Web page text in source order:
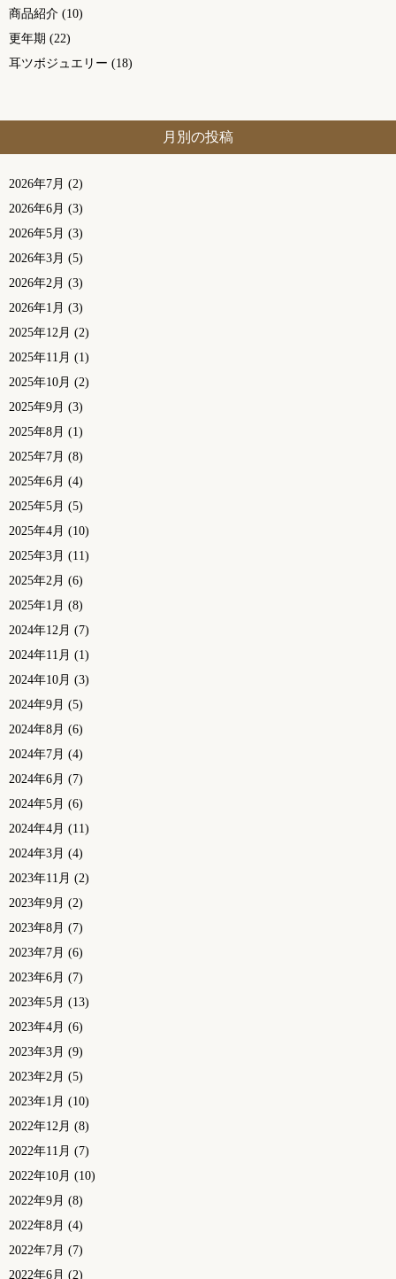
商品紹介 (10)
更年期 (22)
耳ツボジュエリー (18)
月別の投稿
2026年7月 (2)
2026年6月 (3)
2026年5月 (3)
2026年3月 (5)
2026年2月 (3)
2026年1月 (3)
2025年12月 (2)
2025年11月 (1)
2025年10月 (2)
2025年9月 (3)
2025年8月 (1)
2025年7月 (8)
2025年6月 (4)
2025年5月 (5)
2025年4月 (10)
2025年3月 (11)
2025年2月 (6)
2025年1月 (8)
2024年12月 (7)
2024年11月 (1)
2024年10月 (3)
2024年9月 (5)
2024年8月 (6)
2024年7月 (4)
2024年6月 (7)
2024年5月 (6)
2024年4月 (11)
2024年3月 (4)
2023年11月 (2)
2023年9月 (2)
2023年8月 (7)
2023年7月 (6)
2023年6月 (7)
2023年5月 (13)
2023年4月 (6)
2023年3月 (9)
2023年2月 (5)
2023年1月 (10)
2022年12月 (8)
2022年11月 (7)
2022年10月 (10)
2022年9月 (8)
2022年8月 (4)
2022年7月 (7)
2022年6月 (2)